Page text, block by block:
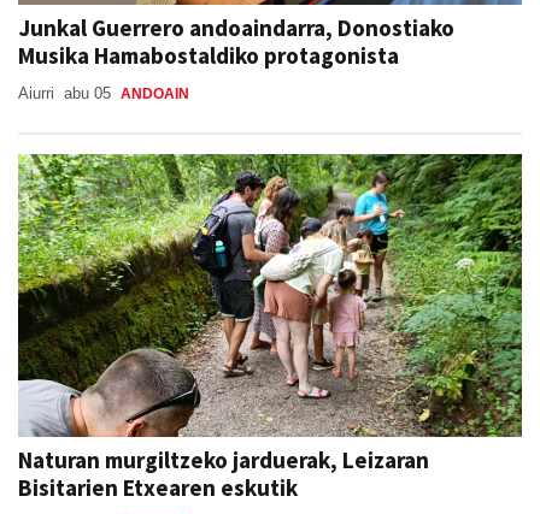
Junkal Guerrero andoaindarra, Donostiako
Musika Hamabostaldiko protagonista
Aiurri abu 05 ANDOAIN
Naturan murgiltzeko jarduerak, Leizaran
Bisitarien Etxearen eskutik